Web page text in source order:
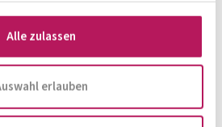
Alle zulassen
erlauben
Blog
neusten Stand